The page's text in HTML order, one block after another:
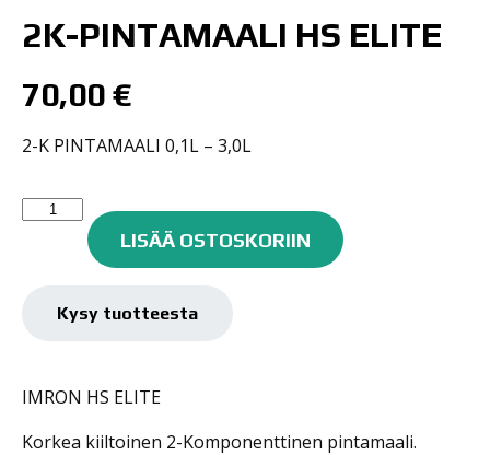
2K-PINTAMAALI HS ELITE
70,00 €
2-K PINTAMAALI 0,1L – 3,0L
2K-
PINTAMAALI
määrä
LISÄÄ OSTOSKORIIN
Kysy tuotteesta
IMRON HS ELITE
Korkea kiiltoinen 2-Komponenttinen pintamaali.